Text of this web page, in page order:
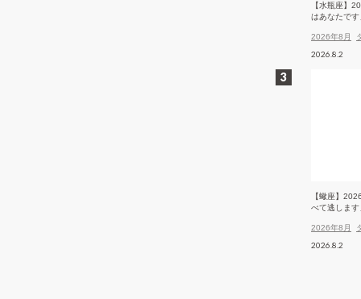
【水瓶座】
はあなたです
2026年8月
2026.8.2
【蠍座】
べて逃します
2026年8月
2026.8.2